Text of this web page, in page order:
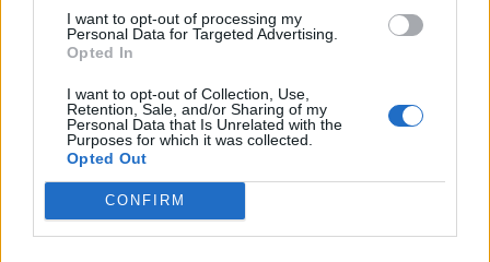
I want to opt-out of processing my
Personal Data for Targeted Advertising.
Opted In
I want to opt-out of Collection, Use,
Retention, Sale, and/or Sharing of my
Personal Data that Is Unrelated with the
Purposes for which it was collected.
Opted Out
CONFIRM
Αναπνέεις; Κακό για τα κόκαλά σου
21.03.26
Νέα έρευνα λέει ότι το CO2 δεν καταστρέφει μόνο τον
πλανήτη, τρώει αργά και τα κόκαλά μας. Ωραία, τουλάχιστον
θα φύγουμε πιο ανάλαφροι.